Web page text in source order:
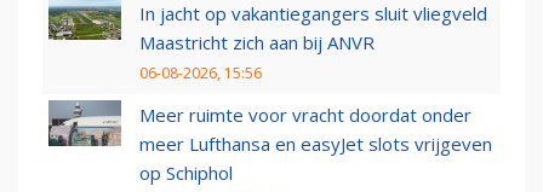
In jacht op vakantiegangers sluit vliegveld
Maastricht zich aan bij ANVR
06-08-2026, 15:56
Meer ruimte voor vracht doordat onder
meer Lufthansa en easyJet slots vrijgeven
op Schiphol